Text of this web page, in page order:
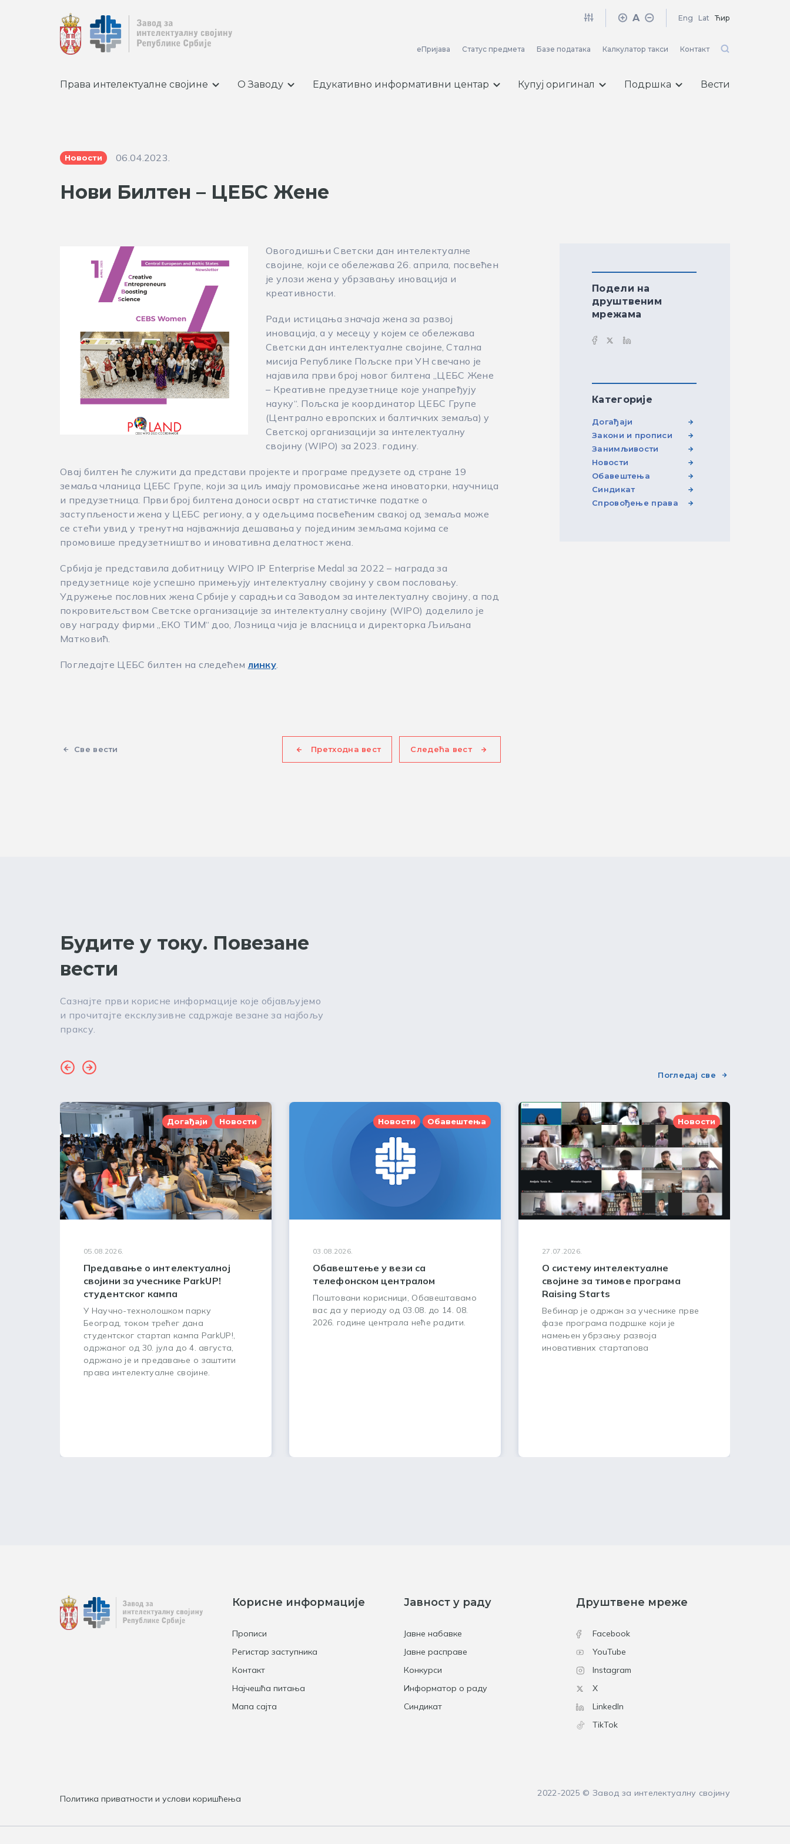
A Eng Lat Ћир
еПријава Статус предмета Базе података Калкулатор такси Контакт
Права интелектуалне својине О Заводу Едукативно информативни центар Купуј оригинал Подршка Вести
Новости 06.04.2023.
Нови Билтен – ЦЕБС Жене
Овогодишњи Светски дан интелектуалне
својине, који се обележава 26. априла, посвећен
је улози жена у убрзавању иновација и
креативности.
Ради истицања значаја жена за развој
иновација, а у месецу у којем се обележава
Светски дан интелектуалне својине, Стална
мисија Републике Пољске при УН свечано је
најавила први број новог билтена „ЦЕБС Жене
– Креативне предузетнице које унапређују
науку“. Пољска је координатор ЦЕБС Групе
(Централно европских и балтичких земаља) у
Светској организацији за интелектуалну
својину (WIPO) за 2023. годину.
Овај билтен ће служити да представи пројекте и програме предузете од стране 19
земаља чланица ЦЕБС Групе, који за циљ имају промовисање жена иноваторки, научница
и предузетница. Први број билтена доноси осврт на статистичке податке о
заступљености жена у ЦЕБС региону, а у одељцима посвећеним свакој од земаља може
се стећи увид у тренутна најважнија дешавања у појединим земљама којима се
промовише предузетништво и иновативна делатност жена.
Србија је представила добитницу WIPO IP Enterprise Medal за 2022 – награда за
предузетнице које успешно примењују интелектуалну својину у свом пословању.
Удружење пословних жена Србије у сарадњи са Заводом за интелектуалну својину, а под
покровитељством Светске организације за интелектуалну својину (WIPO) доделило је
ову награду фирми „ЕКО ТИМ“ доо, Лозница чија је власница и директорка Љиљана
Матковић.
Погледајте ЦЕБС билтен на следећем линку.
Све вести Претходна вест Следећа вест
Подели на
друштвеним
мрежама
Категорије
Догађаји
Закони и прописи
Занимљивости
Новости
Обавештења
Синдикат
Спровођење права
Будите у току. Повезане
вести
Сазнајте први корисне информације које објављујемо
и прочитајте ексклузивне садржаје везане за најбољу
праксу.
Погледај све
Догађаји Новости
05.08.2026.
Предавање о интелектуалној
својини за учеснике ParkUP!
студентског кампа
У Научно-технолошком парку
Београд, током трећег дана
студентског стартап кампа ParkUP!,
одржаног од 30. јула до 4. августа,
одржано је и предавање о заштити
права интелектуалне својине.
Новости Обавештења
03.08.2026.
Обавештење у вези са
телефонском централом
Поштовани корисници, Обавештавамо
вас да у периоду од 03.08. до 14. 08.
2026. године централа неће радити.
Новости
27.07.2026.
О систему интелектуалне
својине за тимове програма
Raising Starts
Вебинар је одржан за учеснике прве
фазе програма подршке који је
намењен убрзању развоја
иновативних стартапова
Корисне информације
Прописи
Регистар заступника
Контакт
Најчешћа питања
Мапа сајта
Јавност у раду
Јавне набавке
Јавне расправе
Конкурси
Информатор о раду
Синдикат
Друштвене мреже
Facebook
YouTube
Instagram
X
LinkedIn
TikTok
Политика приватности и услови коришћења
2022-2025 © Завод за интелектуалну својину